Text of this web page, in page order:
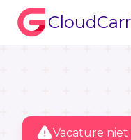
Vacature niet